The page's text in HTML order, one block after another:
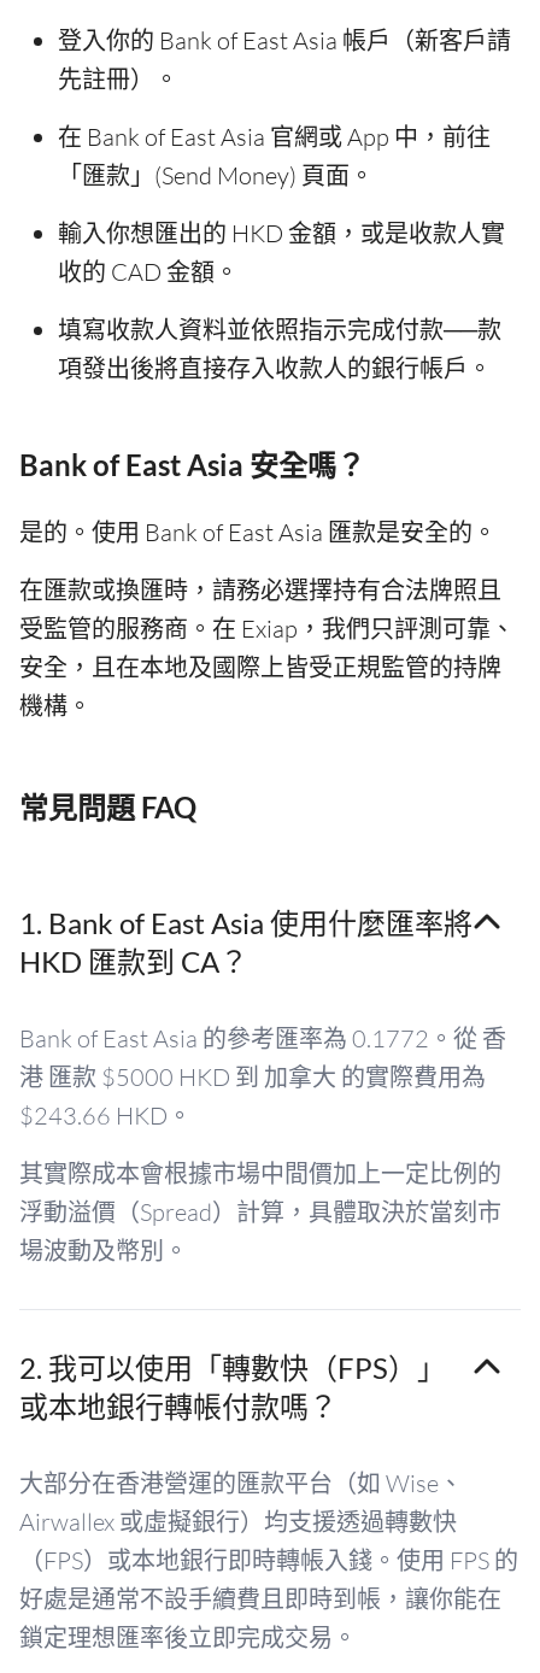
登入你的 Bank of East Asia 帳戶（新客戶請
先註冊）。
在 Bank of East Asia 官網或 App 中，前往
「匯款」(Send Money) 頁面。
輸入你想匯出的 HKD 金額，或是收款人實
收的 CAD 金額。
填寫收款人資料並依照指示完成付款──款
項發出後將直接存入收款人的銀行帳戶。
Bank of East Asia 安全嗎？
是的。使用 Bank of East Asia 匯款是安全的。
在匯款或換匯時，請務必選擇持有合法牌照且
受監管的服務商。在 Exiap，我們只評測可靠、
安全，且在本地及國際上皆受正規監管的持牌
機構。
常見問題 FAQ
1. Bank of East Asia 使用什麼匯率將
HKD 匯款到 CA？
Bank of East Asia 的參考匯率為 0.1772。從 香
港 匯款 $5000 HKD 到 加拿大 的實際費用為
$243.66 HKD。
其實際成本會根據市場中間價加上一定比例的
浮動溢價（Spread）計算，具體取決於當刻市
場波動及幣別。
2. 我可以使用「轉數快（FPS）」
或本地銀行轉帳付款嗎？
大部分在香港營運的匯款平台（如 Wise、
Airwallex 或虛擬銀行）均支援透過轉數快
（FPS）或本地銀行即時轉帳入錢。使用 FPS 的
好處是通常不設手續費且即時到帳，讓你能在
鎖定理想匯率後立即完成交易。